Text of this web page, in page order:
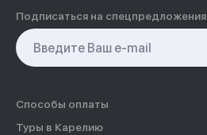
Подписаться на спецпредложения
Способы оплаты
Туры в Карелию